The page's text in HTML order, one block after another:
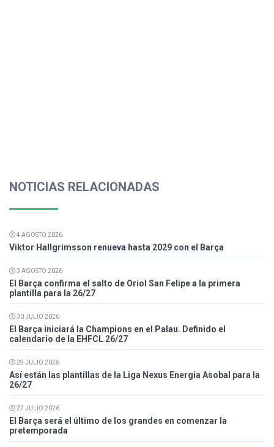
NOTICIAS RELACIONADAS
4 AGOSTO 2026
Viktor Hallgrimsson renueva hasta 2029 con el Barça
3 AGOSTO 2026
El Barça confirma el salto de Oriol San Felipe a la primera
plantilla para la 26/27
30 JULIO 2026
El Barça iniciará la Champions en el Palau. Definido el
calendario de la EHFCL 26/27
29 JULIO 2026
Así están las plantillas de la Liga Nexus Energia Asobal para la
26/27
27 JULIO 2026
El Barça será el último de los grandes en comenzar la
pretemporada